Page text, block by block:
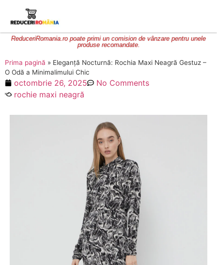
ReduceriRomania.ro poate primi un comision de vânzare pentru unele
produse recomandate.
Prima pagină » Eleganță Nocturnă: Rochia Maxi Neagră Gestuz –
O Odă a Minimalimului Chic
octombrie 26, 2025
No Comments
rochie maxi neagră